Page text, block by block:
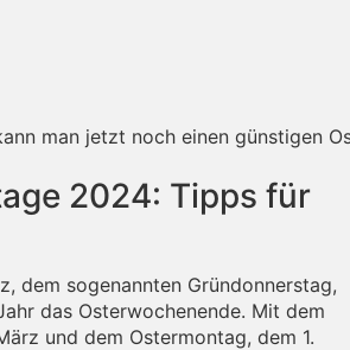
man jetzt noch einen günstigen
2024: Tipps für
dem sogenannten Gründonnerstag,
das Osterwochenende. Mit dem
und dem Ostermontag, dem 1.